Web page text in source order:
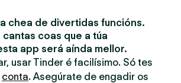
chea de divertidas funcións.
coas que a túa
app será aínda mellor.
usar Tinder é facilísimo. Só tes
conta. Asegúrate de engadir os